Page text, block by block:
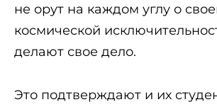
не орут на каждом углу о
космической
делают свое дело.
Это подтверждают и их